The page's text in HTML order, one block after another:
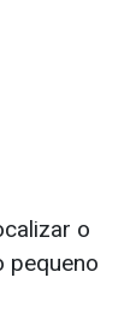
o
pequeno